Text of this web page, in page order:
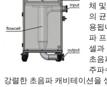
체
의
용됩
파
셀과
초음
주파
강렬한 초음파 캐비테이션을